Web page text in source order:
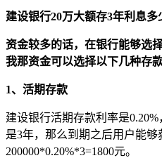
建设银行20万大额存3年利息多
资金较多的话，在银行能够选
我那资金可以选择以下几种存款
1、活期存款
建设银行活期存款利率是
是3年，那么到期之后用户能够
200000*0.20%*3=1800元。